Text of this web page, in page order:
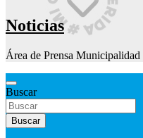
Noticias
Área de Prensa
Buscar
Buscar